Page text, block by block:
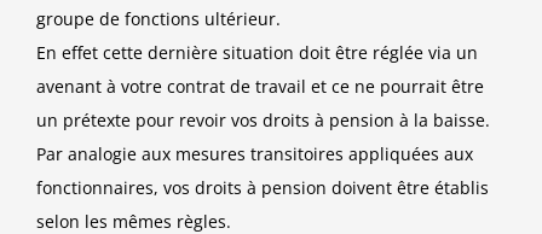
groupe de fonctions ultérieur.
En effet cette dernière situation doit être réglée via un
avenant à votre contrat de travail et ce ne pourrait être
un prétexte pour revoir vos droits à pension à la baisse.
Par analogie aux mesures transitoires appliquées aux
fonctionnaires, vos droits à pension doivent être établis
selon les mêmes règles.